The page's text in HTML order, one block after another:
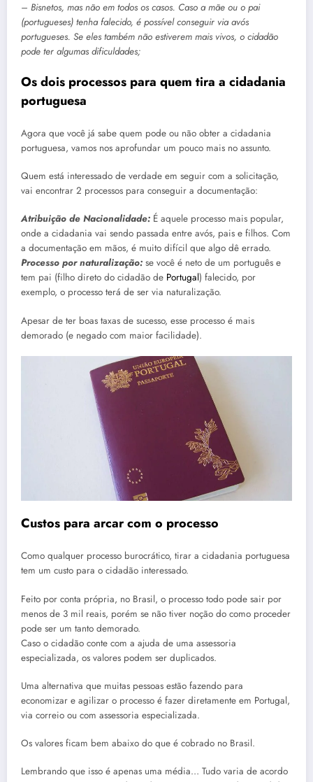
– Bisnetos, mas não em todos os casos. Caso a mãe ou o pai
(portugueses) tenha falecido, é possível conseguir via avós
portugueses. Se eles também não estiverem mais vivos, o cidadão
pode ter algumas dificuldades;
Os dois processos para quem tira a cidadania
portuguesa
Agora que você já sabe quem pode ou não obter a cidadania
portuguesa, vamos nos aprofundar um pouco mais no assunto.
Quem está interessado de verdade em seguir com a solicitação,
vai encontrar 2 processos para conseguir a documentação:
Atribuição de Nacionalidade: É aquele processo mais popular,
onde a cidadania vai sendo passada entre avós, pais e filhos. Com
a documentação em mãos, é muito difícil que algo dê errado.
Processo por naturalização: se você é neto de um português e
tem pai (filho direto do cidadão de Portugal) falecido, por
exemplo, o processo terá de ser via naturalização.
Apesar de ter boas taxas de sucesso, esse processo é mais
demorado (e negado com maior facilidade).
Custos para arcar com o processo
Como qualquer processo burocrático, tirar a cidadania portuguesa
tem um custo para o cidadão interessado.
Feito por conta própria, no Brasil, o processo todo pode sair por
menos de 3 mil reais, porém se não tiver noção do como proceder
pode ser um tanto demorado.
Caso o cidadão conte com a ajuda de uma assessoria
especializada, os valores podem ser duplicados.
Uma alternativa que muitas pessoas estão fazendo para
economizar e agilizar o processo é fazer diretamente em Portugal,
via correio ou com assessoria especializada.
Os valores ficam bem abaixo do que é cobrado no Brasil.
Lembrando que isso é apenas uma média… Tudo varia de acordo